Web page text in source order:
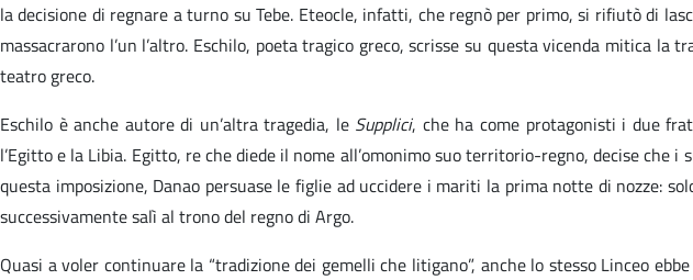
la decisione di regnare a turno su Tebe. Eteocle, infatti, che regnò per primo, si rifiutò di
massacrarono l’un l’altro. Eschilo, poeta tragico greco, scrisse su questa vicenda mitica la
teatro greco.
Eschilo è anche autore di un’altra tragedia, le Supplici, che ha come protagonisti i due
l’Egitto e la Libia. Egitto, re che diede il nome all’omonimo suo territorio-regno, decise
questa imposizione, Danao persuase le figlie ad uccidere i mariti la prima notte di nozze:
successivamente salì al trono del regno di Argo.
Quasi a voler continuare la “tradizione dei gemelli che litigano”, anche lo stesso Linceo